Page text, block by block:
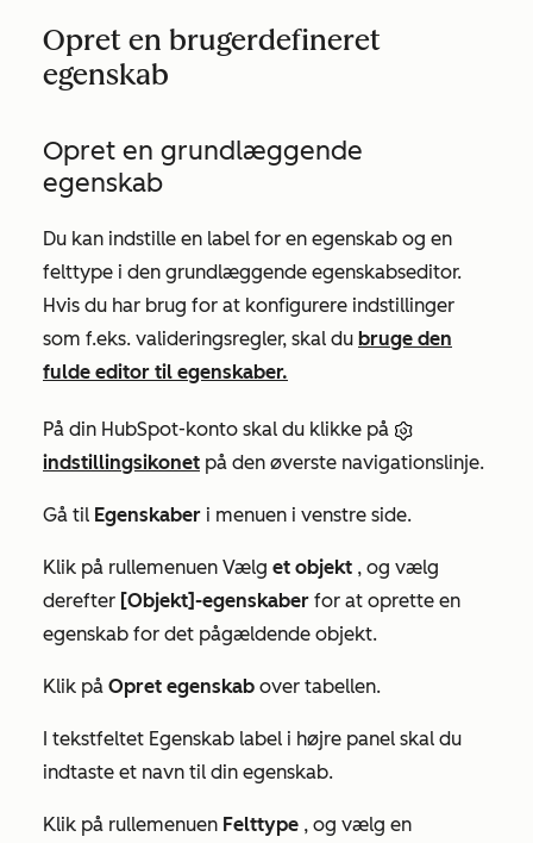
Opret en brugerdefineret
egenskab
Opret en grundlæggende
egenskab
Du kan indstille en label for en egenskab og en
felttype i den grundlæggende egenskabseditor.
Hvis du har brug for at konfigurere indstillinger
som f.eks. valideringsregler, skal du bruge den
fulde editor til egenskaber.
På din HubSpot-konto skal du klikke på
indstillingsikonet på den øverste navigationslinje.
Gå til Egenskaber i menuen i venstre side.
Klik på rullemenuen Vælg et objekt , og vælg
derefter [Objekt]-egenskaber for at oprette en
egenskab for det pågældende objekt.
Klik på Opret egenskab over tabellen.
I tekstfeltet Egenskab label i højre panel skal du
indtaste et navn til din egenskab.
Klik på rullemenuen Felttype , og vælg en